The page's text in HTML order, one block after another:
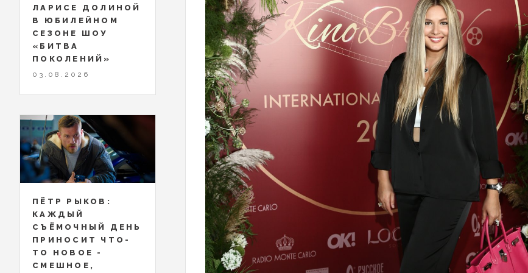
ЛАРИСЕ ДОЛИНОЙ
В ЮБИЛЕЙНОМ
СЕЗОНЕ ШОУ
«БИТВА
ПОКОЛЕНИЙ»
03.08.2026
ПЁТР РЫКОВ:
КАЖДЫЙ
СЪЁМОЧНЫЙ ДЕНЬ
ПРИНОСИТ ЧТО-
ТО НОВОЕ -
СМЕШНОЕ,